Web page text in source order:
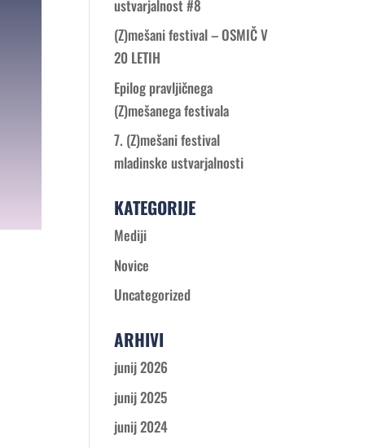
ustvarjalnost #8
(Z)mešani festival – OSMIČ V
20 LETIH
Epilog pravljičnega
(Z)mešanega festivala
7. (Z)mešani festival
mladinske ustvarjalnosti
KATEGORIJE
Mediji
Novice
Uncategorized
ARHIVI
junij 2026
junij 2025
junij 2024